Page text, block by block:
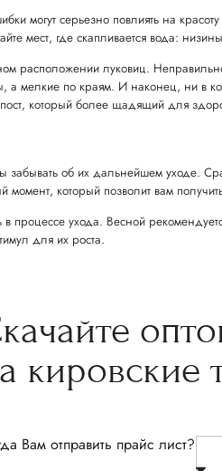
могут серьезно повлиять на
мест, где скапливается вода:
расположении луковиц.
мелкие по краям. И наконец, ни в
который более щадящий для
об их дальнейшем уходе.
момент, который позволит вам
процессе ухода. Весной
для их роста.
кировские
Вам отправить прайс лист?